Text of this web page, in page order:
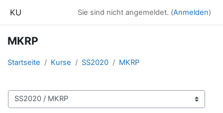
KU Sie sind nicht angemeldet. (Anmelden)
MKRP
Startseite Kurse SS2020 MKRP
Kursbereiche